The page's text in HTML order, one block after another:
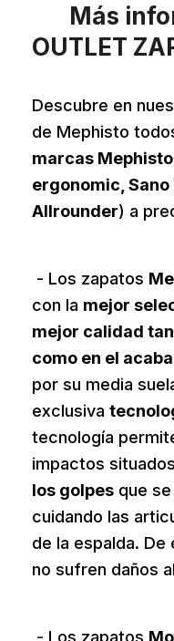
Más
OUTLET
Descubre en
de Mephisto
marcas Mephisto
ergonomic,
Allrounder) a
- Los zapatos
con la mejor
mejor calidad
como en el
por su media
exclusiva
tecnología
impactos
los golpes que
cuidando las
de la espalda.
no sufren daños
- Los zapatos